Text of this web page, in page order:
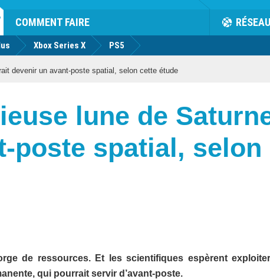
COMMENT FAIRE RÉSEAU
Xbox Series X PS5
devenir un avant-poste spatial, selon cette étude
lune de
poste spatial, selon
de ressources. Et les scientifiques espèrent
qui pourrait servir d’avant-poste.